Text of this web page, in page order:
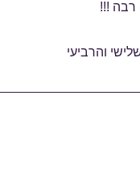
!!!
והרביעי